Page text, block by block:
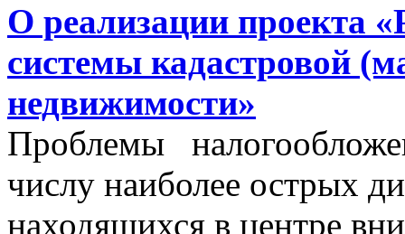
О реализации проекта
системы кадастровой
недвижимости»
Проблемы
числу наиболее острых
находящихся в центре